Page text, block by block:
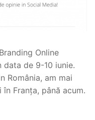
Online
data de 9-10 iunie.
România, am mai
Franța, până acum.